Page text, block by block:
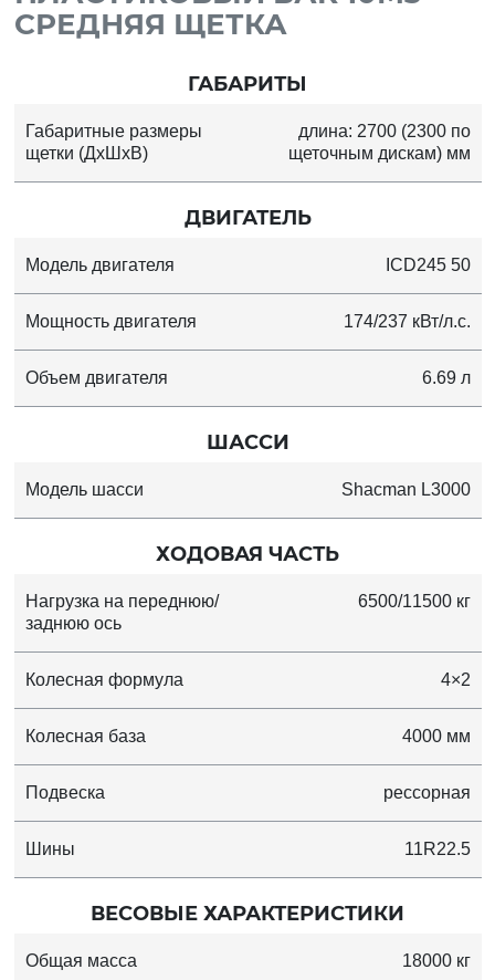
СРЕДНЯЯ ЩЕТКА
ГАБАРИТЫ
Габаритные размеры
щетки (ДхШхВ)
длина: 2700 (2300 по
щеточным дискам) мм
ДВИГАТЕЛЬ
Модель двигателя ICD245 50
Мощность двигателя 174/237 кВт/л.с.
Объем двигателя 6.69 л
ШАССИ
Модель шасси Shacman L3000
ХОДОВАЯ ЧАСТЬ
Нагрузка на переднюю/
заднюю ось
6500/11500 кг
Колесная формула 4×2
Колесная база 4000 мм
Подвеска рессорная
Шины 11R22.5
ВЕСОВЫЕ ХАРАКТЕРИСТИКИ
Общая масса 18000 кг